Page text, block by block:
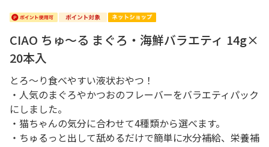
CIAO ちゅ～る まぐろ・海鮮バラエティ 14g×
20本入
とろ～り食べやすい液状おやつ！
・人気のまぐろやかつおのフレーバーをバラエティパック
にしました。
・猫ちゃんの気分に合わせて4種類から選べます。
・ちゅるっと出して舐めるだけで簡単に水分補給、栄養補